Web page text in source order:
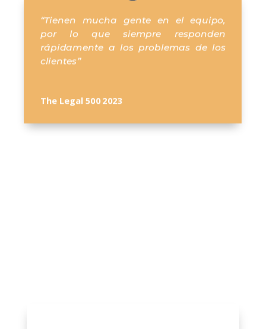
“Tienen mucha gente en el equipo,
por lo que siempre responden
rápidamente a los problemas de los
clientes”
The Legal 500 2023